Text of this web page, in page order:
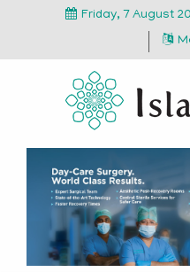
Friday, 7 August